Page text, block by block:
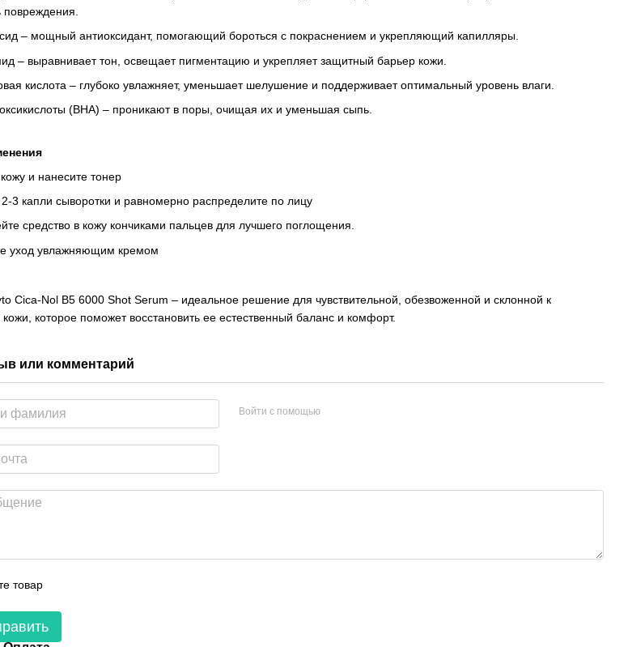
повреждения.
– мощный антиоксидант, помогающий бороться с покраснением и укрепляющий капилляры.
– выравнивает тон, освещает пигментацию и укрепляет защитный барьер кожи.
кислота – глубоко увлажняет, уменьшает шелушение и поддерживает оптимальный уровень влаги.
(BHA) – проникают в поры, очищая их и уменьшая сыпь.
и нанесите тонер
3 капли сыворотки и равномерно распределите по лицу
средство в кожу кончиками пальцев для лучшего поглощения.
уход увлажняющим кремом
Cica-Nol B5 6000 Shot Serum – идеальное решение для чувствительной, обезвоженной и склонной к
которое поможет восстановить ее естественный баланс и комфорт.
или комментарий
Войти с помощью
товар